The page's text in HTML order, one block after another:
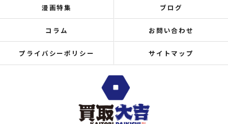
漫画特集 ブログ
コラム お問い合わせ
プライバシーポリシー サイトマップ